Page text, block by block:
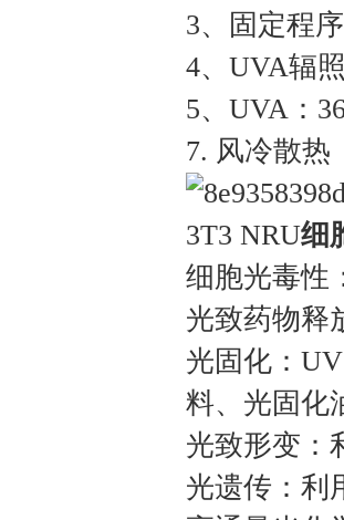
3、固定程
4、UVA辐
5、UVA：
7. 风冷散热
3T3 NRU细
细胞光毒性
光致药物释
光固化：
料、光固化
光致形变：
光遗传：利